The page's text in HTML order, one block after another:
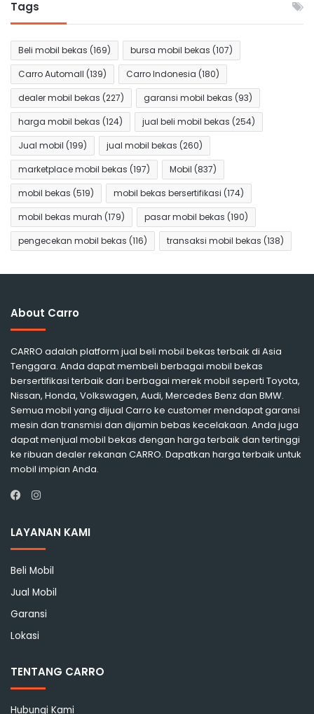
Tags
Beli mobil bekas (169) bursa mobil bekas (107)
Carro Automall (139) Carro Indonesia (180)
dealer mobil bekas (227) garansi mobil bekas (93)
harga mobil bekas (124) jual beli mobil bekas (254)
Jual mobil (199) jual mobil bekas (260)
marketplace mobil bekas (197) Mobil (837)
mobil bekas (519) mobil bekas bersertifikasi (174)
mobil bekas murah (179) pasar mobil bekas (190)
pengecekan mobil bekas (116) transaksi mobil bekas (138)
About Carro
CARRO adalah platform jual beli mobil bekas terbaik di Asia
Tenggara. Anda dapat membeli berbagai mobil bekas
bersertifikasi terbaik dari berbagai merek mobil seperti Toyota,
Nissan, Honda, Volkswagen, Audi, Mercedes Benz dan BMW.
Semua mobil yang dijual Carro ke customer mendapat garansi
mesin dan transmisi dan dijamin bebas kecelakaan. Anda juga
dapat menjual mobil bekas dengan harga terbaik dan tertinggi
ke ribuan dealer rekanan CARRO. Dapatkan harga terbaik untuk
mobil impian Anda.
Instagram
LAYANAN KAMI
Beli Mobil
Jual Mobil
Garansi
Lokasi
TENTANG CARRO
Hubungi Kami